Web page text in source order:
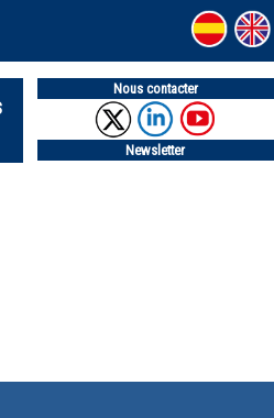
Nous contacter
Newsletter